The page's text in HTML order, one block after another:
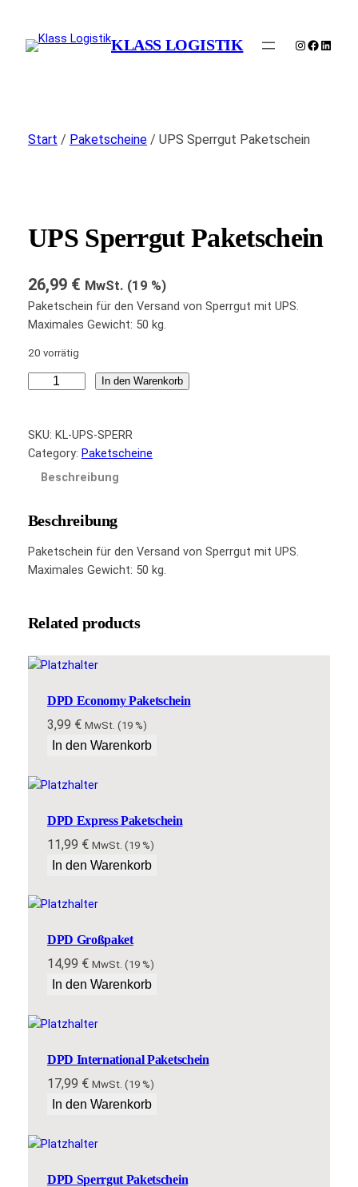
springen
KLASS LOGISTIK Instagram
Start / Paketscheine/ UPS Sperrgut Paketschein
UPS Sperrgut Paketschein
26,99 € MwSt. (19 %)
Paketschein für den Versand von Sperrgut mit UPS.
Maximales Gewicht: 50 kg.
20 vorrätig
S
p
g
u
t
k
t
M
In den Warenkorb
SKU: KL-UPS-SPERR
Category: Paketscheine
Beschreibung
Beschreibung
Paketschein für den Versand von Sperrgut mit UPS.
Maximales Gewicht: 50 kg.
Related products
DPD Economy Paketschein
3,99 € MwSt. (19 %)
In den Warenkorb
DPD Express Paketschein
11,99 € MwSt. (19 %)
In den Warenkorb
DPD Großpaket
14,99 € MwSt. (19 %)
In den Warenkorb
DPD International Paketschein
17,99 € MwSt. (19 %)
In den Warenkorb
DPD Sperrgut Paketschein